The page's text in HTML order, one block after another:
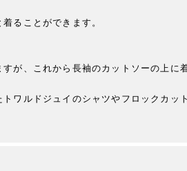
ることができます。
が、これから長袖のカットソーの上に
ワルドジュイのシャツやフロックカッ